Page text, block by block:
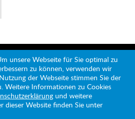
von:
unsere Webseite für Sie optimal zu
zu können, verwenden wir
der Webseite stimmen Sie der
Weitere Informationen zu Cookies
und weitere
dieser Website finden Sie unter